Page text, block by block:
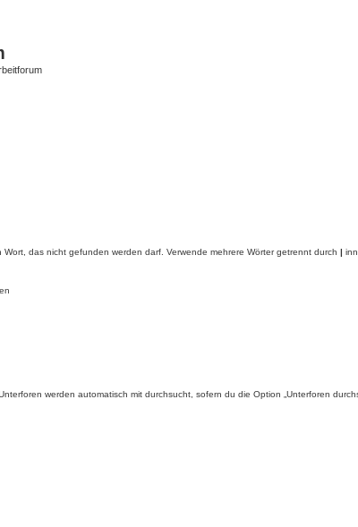
Wort, das nicht gefunden werden darf. Verwende mehrere Wörter getrennt durch |
werden automatisch mit durchsucht, sofern du die Option „Unterforen